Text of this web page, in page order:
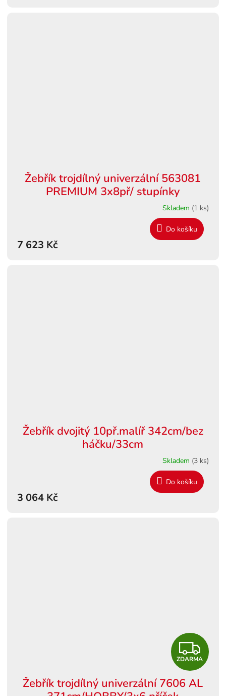
Žebřík trojdílný univerzální 563081
PREMIUM 3x8př/ stupínky
Skladem (1 ks)
7 623 Kč
Do košíku
Žebřík dvojitý 10př.malíř 342cm/bez
háčku/33cm
Skladem (3 ks)
3 064 Kč
Do košíku
Z
D
A
ZDARMA
Žebřík trojdílný univerzální 7606 AL